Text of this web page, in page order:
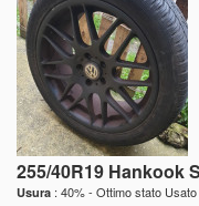
255/40R19 Hankook
Usura : 40% - Ottimo stato Usato